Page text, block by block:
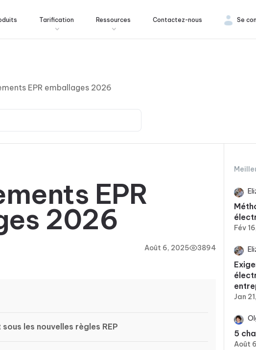
Tarification Ressources Contactez-nous Se
EPR emballages 2026
EPR
2026
Août 6, 2025 3894
les nouvelles règles REP
Fév
Jan
5
Août